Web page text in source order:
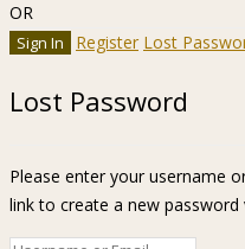
OR
Register Lost
Lost Password
Please enter your username
link to create a new password